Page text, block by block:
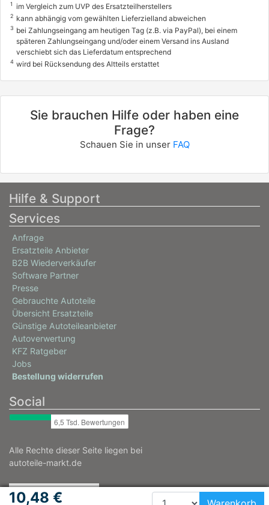
1 im Vergleich zum UVP des Ersatzteilherstellers
2 kann abhängig vom gewählten Lieferzielland abweichen
3 bei Zahlungseingang am heutigen Tag (z.B. via PayPal), bei einem
späteren Zahlungseingang und/oder einem Versand ins Ausland
verschiebt sich das Lieferdatum entsprechend
4 wird bei Rücksendung des Altteils erstattet
10,48 €
Sie brauchen Hilfe oder haben eine
Frage?
Schauen Sie in unser FAQ
Hilfe & Support
Services
Anfrage
Ersatzteile Anbieter
B2B Wiederverkäufer
Software Partner
Presse
Gebrauchte Autoteile
Übersicht Ersatzteile
Günstige Autoteileanbieter
Autoverwertung
KFZ Ratgeber
Jobs
Bestellung widerrufen
Social
Alle Rechte dieser Seite liegen bei
autoteile-markt.de